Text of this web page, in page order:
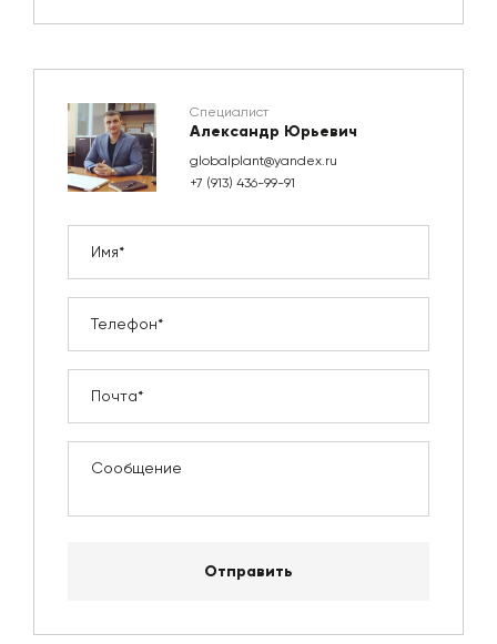
Специалист
Александр Юрьевич
globalplant@yandex.ru
+7 (913) 436-99-91
Отправить